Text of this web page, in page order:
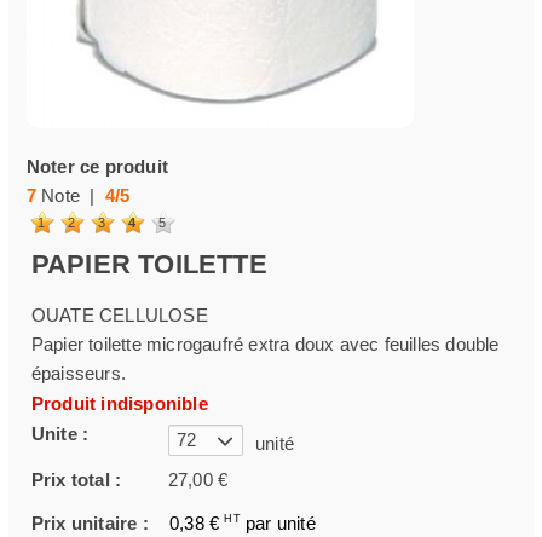
Noter ce produit
7Note | 4/5
1 2 3 4 5
PAPIER TOILETTE
OUATE CELLULOSE
Papier toilette microgaufré extra doux avec feuilles double
épaisseurs.
Produit indisponible
Unite :
72
unité
Prix total :
27,00 €
Prix unitaire : 0,38 € HT par unité